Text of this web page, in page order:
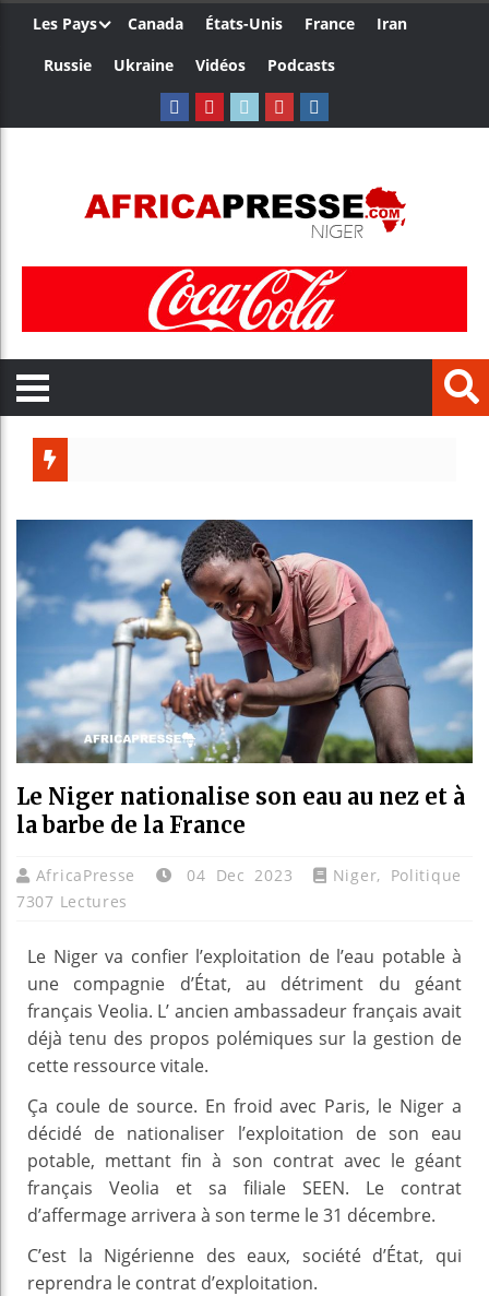
Les Pays Canada États-Unis France
Iran
Russie
Ukraine Vidéos Podcasts
Le Niger nationalise son eau au nez et à
la barbe de la France
AfricaPresse 04 Dec 2023 Niger, Politique
7307 Lectures
Le Niger va confier l’exploitation de l’eau potable à
une compagnie d’État, au détriment du géant
français Veolia. L’ ancien ambassadeur français avait
déjà tenu des propos polémiques sur la gestion de
cette ressource vitale.
Ça coule de source. En froid avec Paris, le Niger a
décidé de nationaliser l’exploitation de son eau
potable, mettant fin à son contrat avec le géant
français Veolia et sa filiale SEEN. Le contrat
d’affermage arrivera à son terme le 31 décembre.
C’est la Nigérienne des eaux, société d’État, qui
reprendra le contrat d’exploitation.